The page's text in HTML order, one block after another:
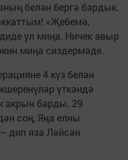
белән бергә бардык.
«Җебемә,
ул миңа. Ничек авыр
миңа сиздермәде.
4 күз белән
үткәндә
акрын барды. 29
соң, Яңа елны
дип яза Ләйсән